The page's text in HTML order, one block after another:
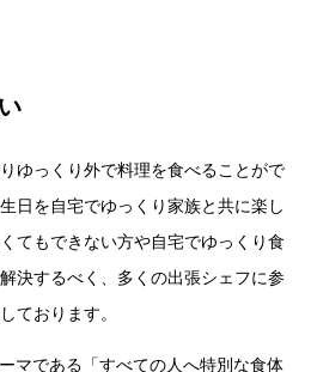
ゆっくり外で料理を食べることがで
日を自宅でゆっくり家族と共に楽し
てもできない方や自宅でゆっくり食
決するべく、多くの出張シェフに参
ております。
マである「すべての人へ特別な食体